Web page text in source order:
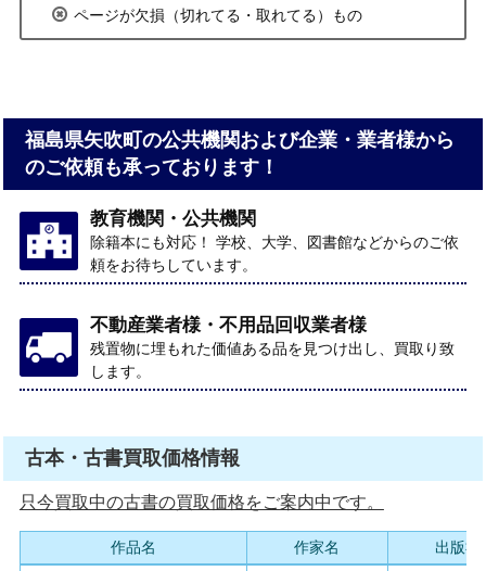
ページが欠損（切れてる・取れてる）もの
福島県矢吹町の公共機関および企業・業者様から
のご依頼も承っております！
教育機関・公共機関
除籍本にも対応！ 学校、大学、図書館などからのご依
頼をお待ちしています。
不動産業者様・不用品回収業者様
残置物に埋もれた価値ある品を見つけ出し、買取り致
します。
古本・古書買取価格情報
只今買取中の古書の買取価格をご案内中です。
作品名 作家名 出版社